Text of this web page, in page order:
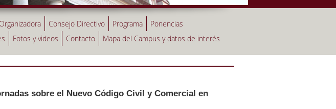
Consejo Directivo Programa
Ponencias
Fotos y videos Contacto Mapa del Campus y datos de interés
sobre el Nuevo Código Civil y Comercial en